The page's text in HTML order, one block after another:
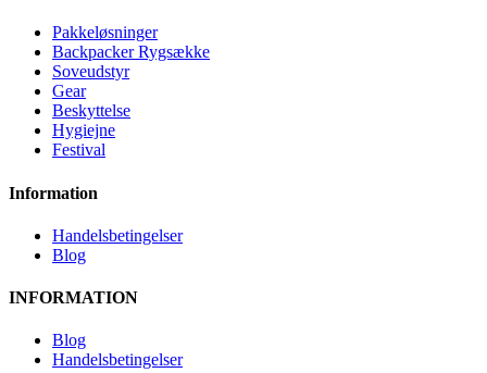
Pakkeløsninger
Backpacker Rygsække
Soveudstyr
Gear
Beskyttelse
Hygiejne
Festival
Information
Handelsbetingelser
Blog
INFORMATION
Blog
Handelsbetingelser